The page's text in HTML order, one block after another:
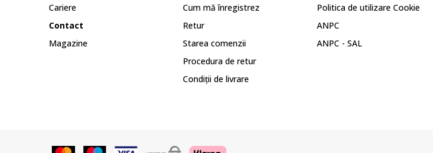
Cariere
Contact
Magazine
Cum mă înregistrez
Retur
Starea comenzii
Procedura de retur
Condiții de livrare
Politica de utilizare Cookie
ANPC
ANPC - SAL